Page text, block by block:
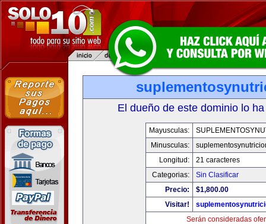
El dueño de este dominio lo
Mayusculas:
Minusculas:
Longitud:
21 caracteres
Categorias:
Sin Clasificar
Precio:
$1,800.00
Visitar!
Serán consideradas